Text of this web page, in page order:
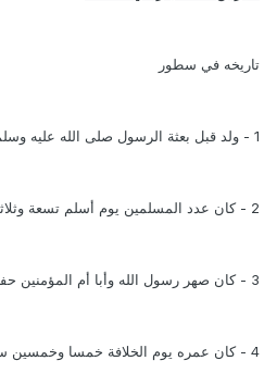
تاريخه في سطور
2 - كان عدد المسلمين يوم أسلم تسعة وثلاثين .
3 - كان صهر رسول الله وأبا أم المؤمنين حفصة .
4 - كان عمره يوم الخلافة خمسا وخمسين سنة .